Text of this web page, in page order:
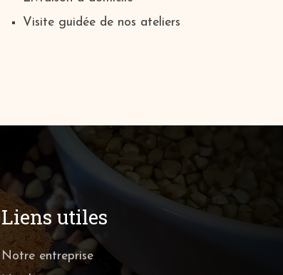
Visite guidée de nos ateliers
Liens utiles
Notre entreprise